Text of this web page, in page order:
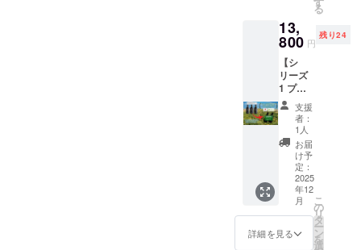
酬をお
届けす
るた
め、前
シーズ
ンの収
穫品を
使用い
たしま
す。 •
トルコ
料理レ
シピ特
別セレ
クショ
ン（電
子配信 -
PDF
※イベン
ト詳細
（日
時・場
所）
は、支
援者の
方に後
日メー
ルでご
案内い
たしま
す。
【特典
内容】 •
テイス
ティン
グ体験
ストラ
バージ
ンオ
リーブ
オイル
（500m
l × 1
本） •
2025年
11月新
収穫
分、新
鮮なま
ま製
造！ •
食品表
場面に
応じて
様々な
料理を
お楽し
みいた
だけま
す。 こ
のセッ
トは、
食卓に
新たな
彩りと
驚きを
もたら
す。 食
のオ
リーブ
オイル
コンペ
ティ
ション
で数々
の受賞
歴を誇
りま
す。
2024年
には、
世界
EVOO
ング
した。
こちら
は、も
う一つ
の受賞
歴のあ
るシ
リーズ
です。
新鮮な
果実や
ハーブ
をオ
リーブ
と一緒
に圧搾
して作
リスマ
ス特別
デザイ
ンのギ
フト
ボック
ス付
き】 大
切な方
や職場
の同僚
へ、一
年間の
ご支援
への感
謝の気
持ちを
る
13,
800 円
残り24
【シ
リーズ
1 プレ
ミア
ム・オ
リーブ
オイル
（初搾
100%E
VOO）
500ml ×
2本】
2025年
10月新
支援
者：
1人
お届
け予
定：
2025
年12
月
詳細を見る
こ
の
リ
タ
ー
ン
を
選